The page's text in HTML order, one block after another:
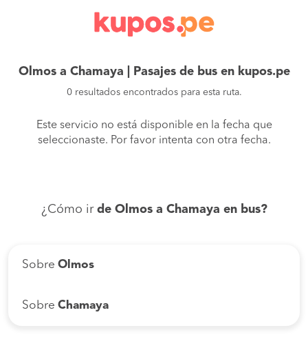
Olmos a Chamaya | Pasajes de bus en kupos.pe
0 resultados encontrados para esta ruta.
Este servicio no está disponible en la fecha que
seleccionaste. Por favor intenta con otra fecha.
¿Cómo ir de Olmos a Chamaya en bus?
Sobre Olmos
Sobre Chamaya